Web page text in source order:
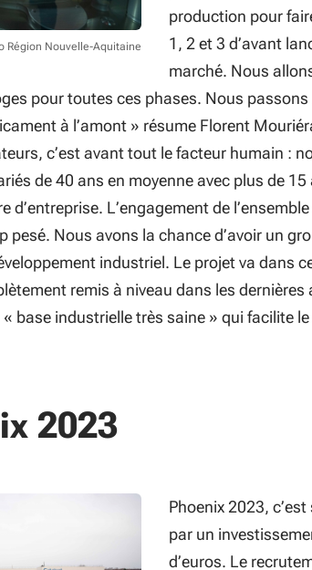
Région Nouvelle-Aquitaine
production pour
1, 2 et 3 d’avant
marché. Nous
pour toutes ces phases. Nous passons
à l’amont » résume Florent
c’est avant tout le facteur humain :
de 40 ans en moyenne avec plus de
d’entreprise. L’engagement de
pesé. Nous avons la chance d’avoir un
industriel. Le projet va dans
remis à niveau dans les dernières
base industrielle très saine » qui facilite
2023
Phoenix 2023,
par un
d’euros. Le